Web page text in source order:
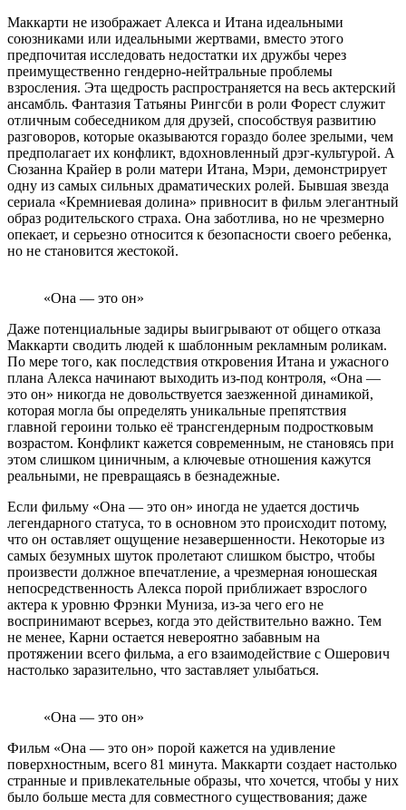
Маккарти не изображает Алекса и Итана идеальными
союзниками или идеальными жертвами, вместо этого
предпочитая исследовать недостатки их дружбы через
преимущественно гендерно-нейтральные проблемы
взросления. Эта щедрость распространяется на весь актерский
ансамбль. Фантазия Татьяны Рингсби в роли Форест служит
отличным собеседником для друзей, способствуя развитию
разговоров, которые оказываются гораздо более зрелыми, чем
предполагает их конфликт, вдохновленный дрэг-культурой. А
Сюзанна Крайер в роли матери Итана, Мэри, демонстрирует
одну из самых сильных драматических ролей. Бывшая звезда
сериала «Кремниевая долина» привносит в фильм элегантный
образ родительского страха. Она заботлива, но не чрезмерно
опекает, и серьезно относится к безопасности своего ребенка,
но не становится жестокой.
«Она — это он»
Даже потенциальные задиры выигрывают от общего отказа
Маккарти сводить людей к шаблонным рекламным роликам.
По мере того, как последствия откровения Итана и ужасного
плана Алекса начинают выходить из-под контроля, «Она —
это он» никогда не довольствуется заезженной динамикой,
которая могла бы определять уникальные препятствия
главной героини только её трансгендерным подростковым
возрастом. Конфликт кажется современным, не становясь при
этом слишком циничным, а ключевые отношения кажутся
реальными, не превращаясь в безнадежные.
Если фильму «Она — это он» иногда не удается достичь
легендарного статуса, то в основном это происходит потому,
что он оставляет ощущение незавершенности. Некоторые из
самых безумных шуток пролетают слишком быстро, чтобы
произвести должное впечатление, а чрезмерная юношеская
непосредственность Алекса порой приближает взрослого
актера к уровню Фрэнки Муниза, из-за чего его не
воспринимают всерьез, когда это действительно важно. Тем
не менее, Карни остается невероятно забавным на
протяжении всего фильма, а его взаимодействие с Ошерович
настолько заразительно, что заставляет улыбаться.
«Она — это он»
Фильм «Она — это он» порой кажется на удивление
поверхностным, всего 81 минута. Маккарти создает настолько
странные и привлекательные образы, что хочется, чтобы у них
было больше места для совместного существования; даже